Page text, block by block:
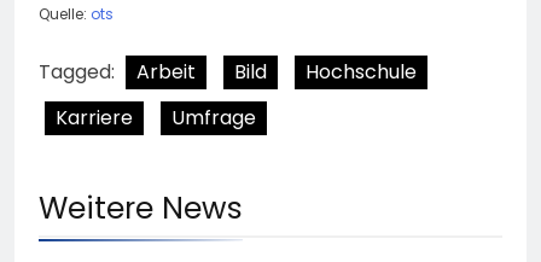
Quelle: ots
Tagged: Arbeit Bild
Hochschule
Karriere
Umfrage
Weitere News